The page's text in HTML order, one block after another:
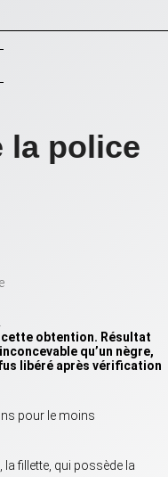
la police
cette obtention. Résultat
qu’un nègre,
libéré après vérification
pour le moins
fillette, qui possède la